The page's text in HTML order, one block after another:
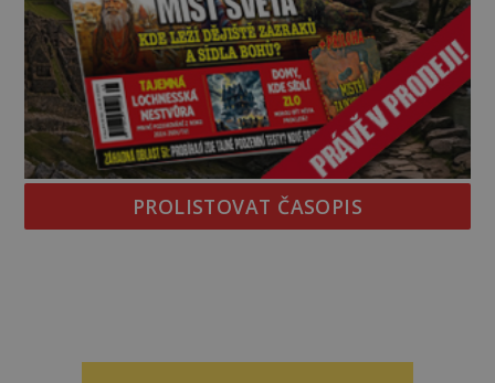
PROLISTOVAT ČASOPIS